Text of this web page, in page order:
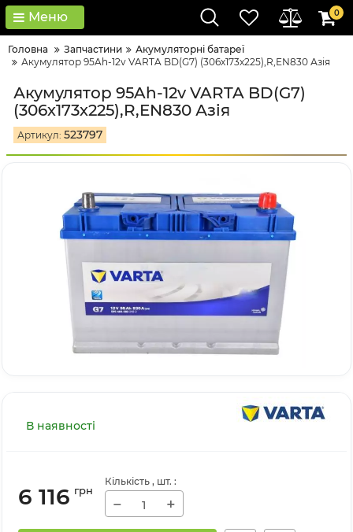
Меню 0
Головна Запчастини
Акумуляторні батареї
Акумулятор 95Ah-12v VARTA BD(G7) (306х173х225),R,EN830 Азія
Акумулятор 95Ah-12v VARTA BD(G7)
(306х173х225),R,EN830 Азія
Артикул: 523797
В наявності
6 116 грн
Кількість , шт. :
− +